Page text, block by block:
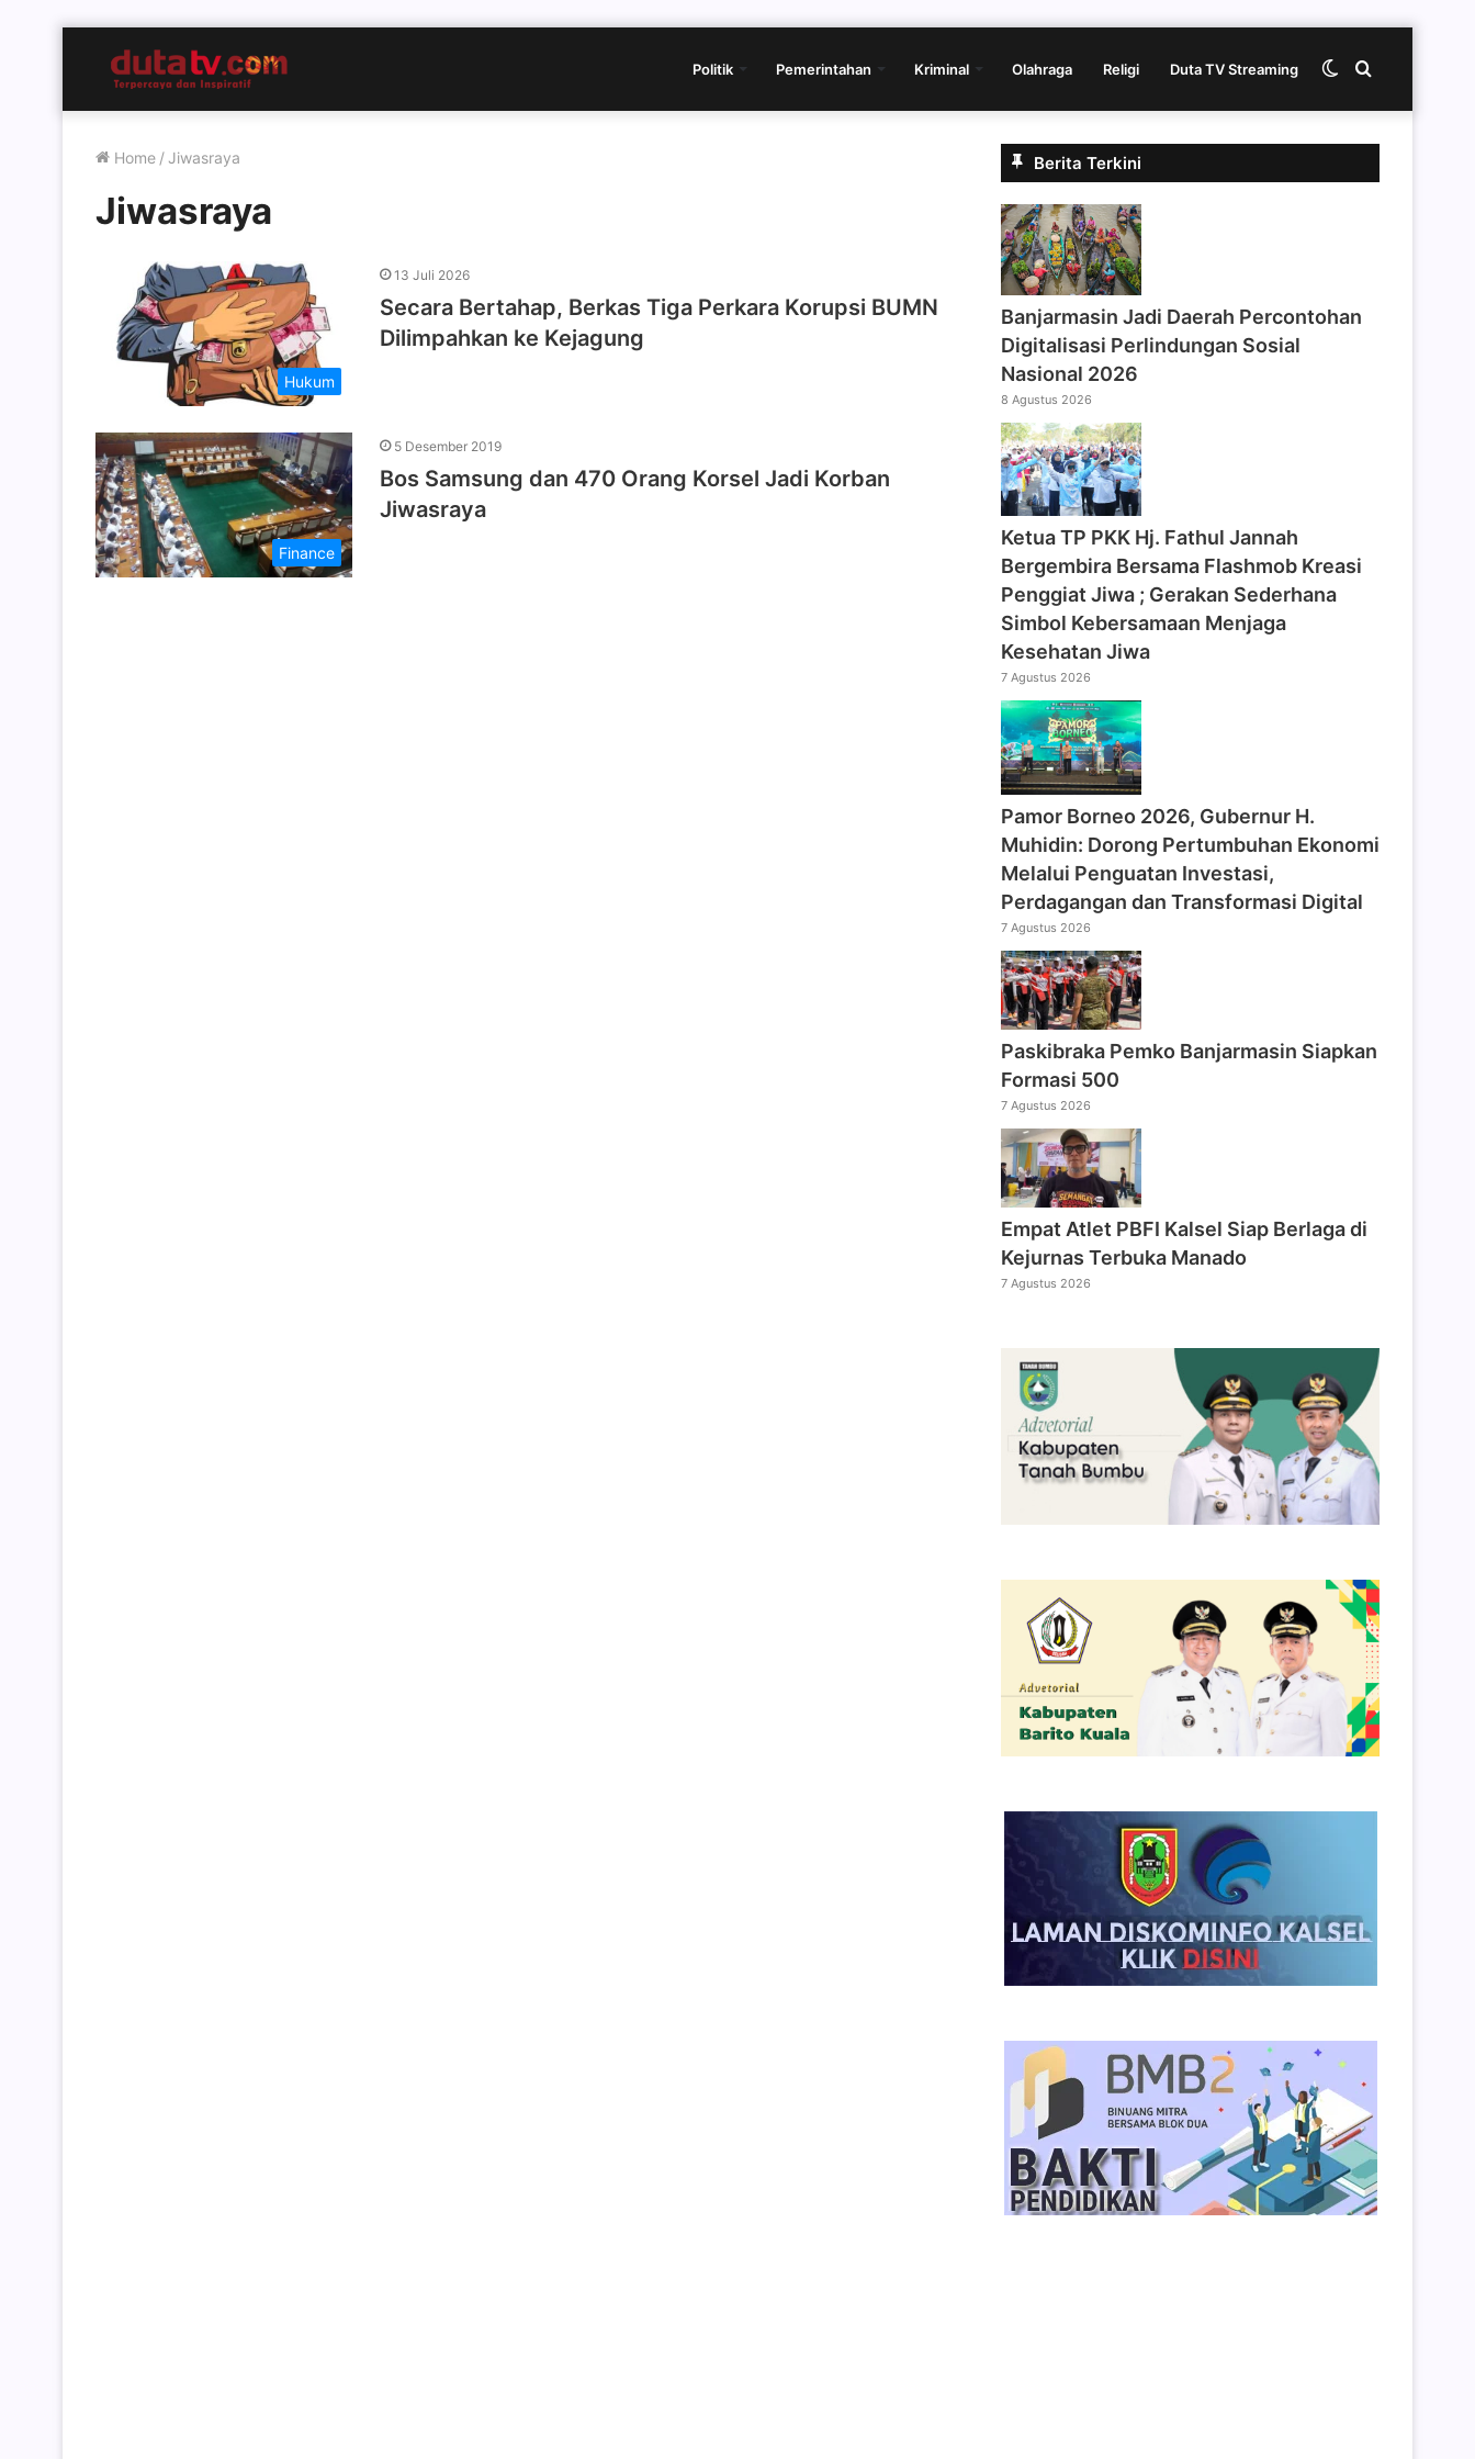
Politik Pemerintahan Kriminal Olahraga Religi Duta TV Streaming Cari
Switch
Home /Jiwasraya
Jiwasraya
Hukum
13 Juli 2026
Secara Bertahap, Berkas Tiga Perkara Korupsi BUMN
Dilimpahkan ke Kejagung
Finance
5 Desember 2019
Bos Samsung dan 470 Orang Korsel Jadi Korban
Jiwasraya
Berita Terkini
Banjarmasin Jadi Daerah Percontohan
Digitalisasi Perlindungan Sosial
Nasional 2026
8 Agustus 2026
‎Ketua TP PKK Hj. Fathul Jannah
Bergembira Bersama Flashmob Kreasi
Penggiat Jiwa ; Gerakan Sederhana
Simbol Kebersamaan Menjaga
Kesehatan Jiwa
7 Agustus 2026
Pamor Borneo 2026, Gubernur H.
Muhidin: Dorong Pertumbuhan Ekonomi
Melalui Penguatan Investasi,
Perdagangan dan Transformasi Digital
7 Agustus 2026
Paskibraka Pemko Banjarmasin Siapkan
Formasi 500
7 Agustus 2026
Empat Atlet PBFI Kalsel Siap Berlaga di
Kejurnas Terbuka Manado
7 Agustus 2026